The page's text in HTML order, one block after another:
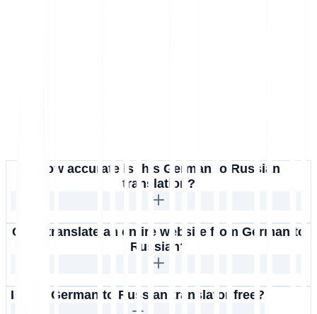
How accurate is this German to Russian
translation?
Can I translate an entire website from German to
Russian?
Is this German to Russian translator free?